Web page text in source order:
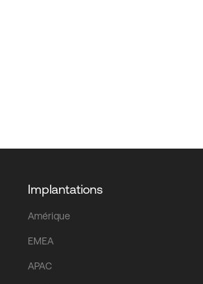
Implantations
Amérique
EMEA
APAC